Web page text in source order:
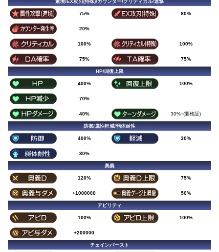
75% 80%
20%
100% 100%
75% 75%
HP/回復上限
400% 100%
70%
40% 30%↑(要検証)
防御/属性軽減/弱体耐性
400% 30%
30%
奥義
120% 75%
+1000000 50%
アビリティ
100% 100%
+200000
チェインバースト